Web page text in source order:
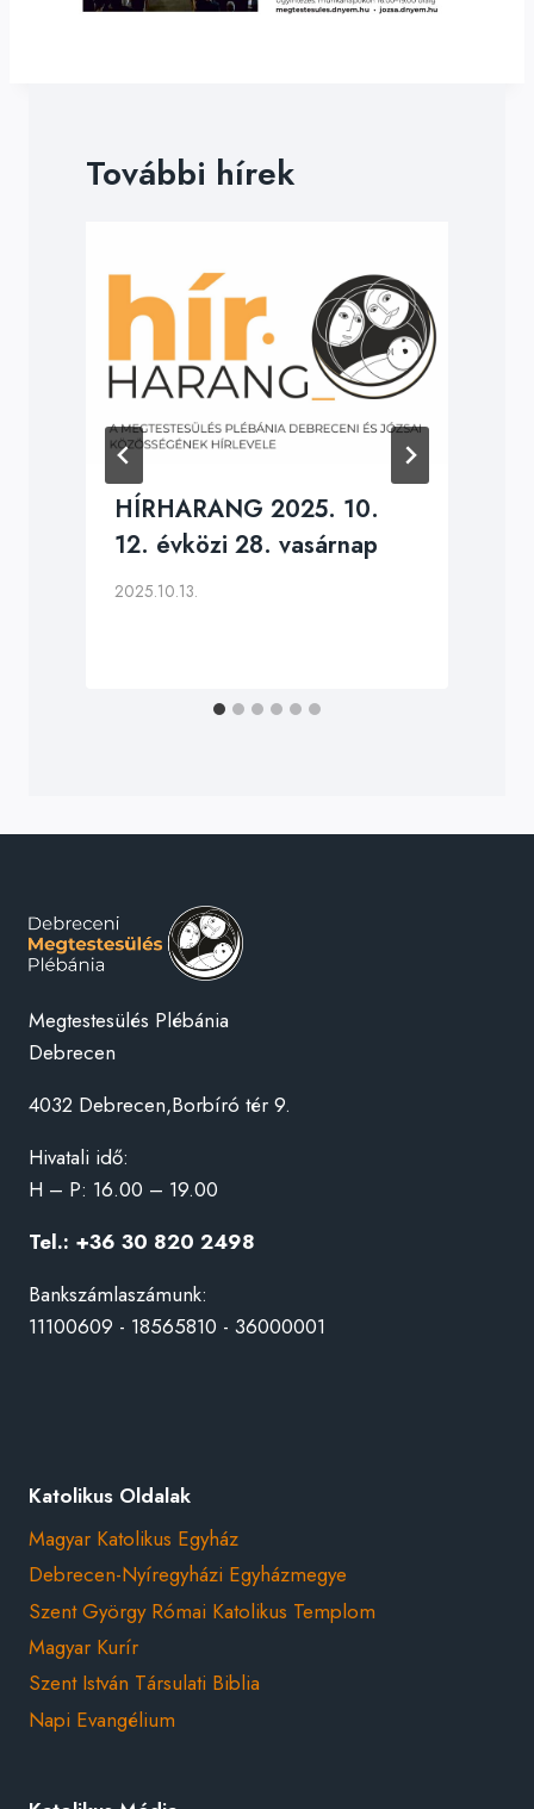
További hírek
HÍRHARANG 2025. 10.
12. évközi 28. vasárnap
2025.10.13.
Megtestesülés Plébánia
Debrecen
4032 Debrecen,Borbíró tér 9.
Hivatali idő:
H – P: 16.00 – 19.00
Tel.: +36 30 820 2498
Bankszámlaszámunk:
11100609 - 18565810 - 36000001
Katolikus Oldalak
Magyar Katolikus Egyház
Debrecen-Nyíregyházi Egyházmegye
Szent György Római Katolikus Templom
Magyar Kurír
Szent István Társulati Biblia
Napi Evangélium